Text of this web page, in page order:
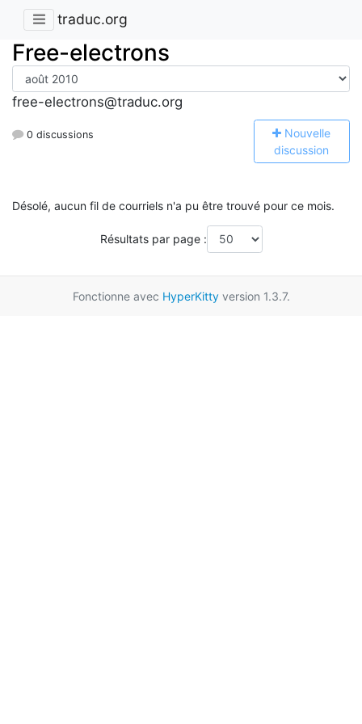
traduc.org
Free-electrons
free-electrons@traduc.org
0 discussions Nouvelle
discussion
Désolé, aucun fil de courriels n'a pu être trouvé pour ce mois.
Résultats par page :
Fonctionne avec HyperKittyversion 1.3.7.